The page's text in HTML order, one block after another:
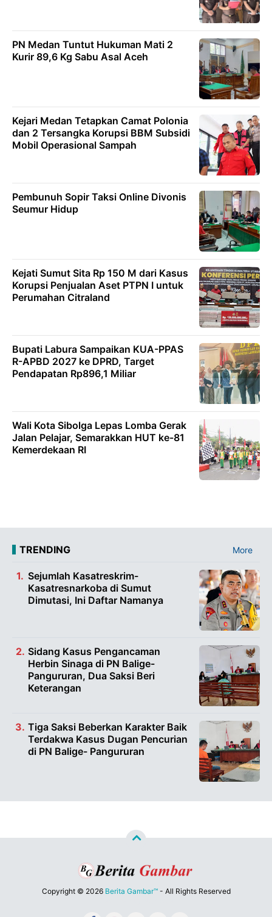
PN Medan Tuntut Hukuman Mati 2
Kurir 89,6 Kg Sabu Asal Aceh
Kejari Medan Tetapkan Camat Polonia
dan 2 Tersangka Korupsi BBM Subsidi
Mobil Operasional Sampah
Pembunuh Sopir Taksi Online Divonis
Seumur Hidup
Kejati Sumut Sita Rp 150 M dari Kasus
Korupsi Penjualan Aset PTPN I untuk
Perumahan Citraland
Bupati Labura Sampaikan KUA-PPAS
R-APBD 2027 ke DPRD, Target
Pendapatan Rp896,1 Miliar
Wali Kota Sibolga Lepas Lomba Gerak
Jalan Pelajar, Semarakkan HUT ke-81
Kemerdekaan RI
TRENDING More
Sejumlah Kasatreskrim-
Kasatresnarkoba di Sumut
Dimutasi, Ini Daftar Namanya
Sidang Kasus Pengancaman
Herbin Sinaga di PN Balige-
Pangururan, Dua Saksi Beri
Keterangan
Tiga Saksi Beberkan Karakter Baik
Terdakwa Kasus Dugan Pencurian
di PN Balige- Pangururan
Copyright © 2026 Berita Gambar™- All Rights Reserved